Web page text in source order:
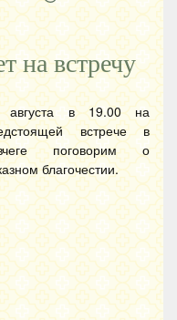
на встречу
августа в 19.00 на
встрече в
поговорим о
благочестии.